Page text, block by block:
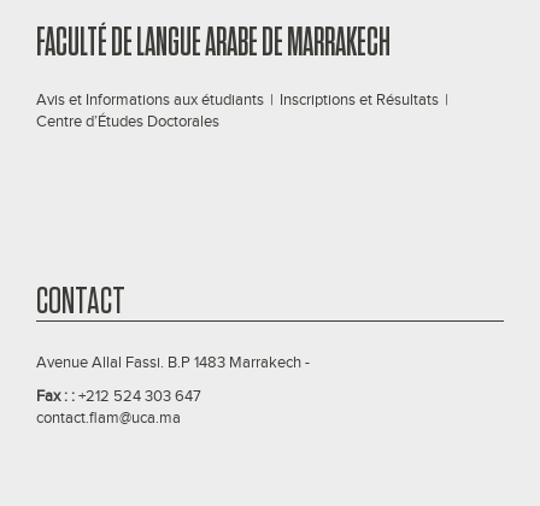
FACULTÉ DE LANGUE ARABE DE MARRAKECH
Avis et Informations aux étudiants | Inscriptions et Résultats |
Centre d’Études Doctorales
CONTACT
Avenue Allal Fassi. B.P 1483 Marrakech -
Fax : :+212 524 303 647
contact.flam@uca.ma